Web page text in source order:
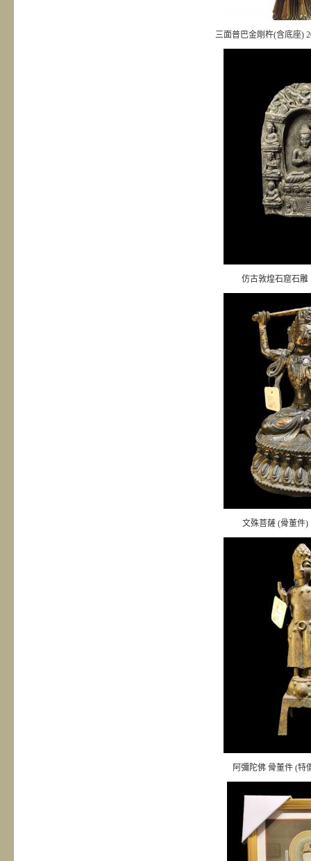
三面普巴金剛杵(含底座)
仿古敦煌石窟石雕
文殊菩薩 (骨董件)
阿彌陀佛 骨董件 (特